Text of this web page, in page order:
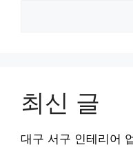
최신 글
대구 서구 인테리어